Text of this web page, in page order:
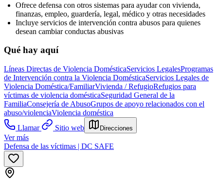
Ofrece defensa con otros sistemas para ayudar con vivienda,
finanzas, empleo, guardería, legal, médico y otras necesidades
Incluye servicios de intervención contra abusos para quienes
desean cambiar conductas abusivas
Qué hay aquí
Líneas Directas de Violencia DomésticaServicios LegalesProgramas
de Intervención contra la Violencia DomésticaServicios Legales de
Violencia Doméstica/FamiliarVivienda / RefugioRefugios para
víctimas de violencia domésticaSeguridad General de la
FamiliaConsejería de AbusoGrupos de apoyo relacionados con el
abuso/violenciaViolencia doméstica
Llamar
Sitio web Direcciones
Ver más
Defensa de las víctimas | DC SAFE